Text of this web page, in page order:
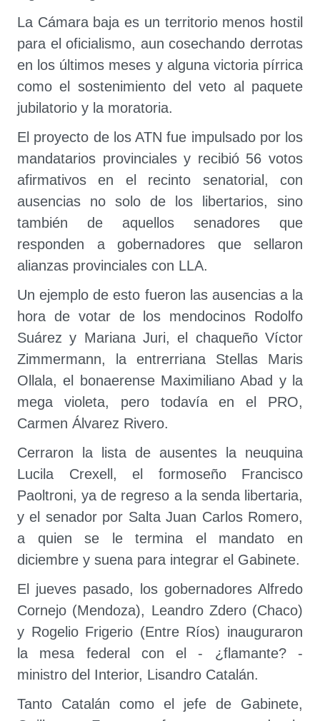
La Cámara baja es un territorio menos hostil
para el oficialismo, aun cosechando derrotas
en los últimos meses y alguna victoria pírrica
como el sostenimiento del veto al paquete
jubilatorio y la moratoria.
El proyecto de los ATN fue impulsado por los
mandatarios provinciales y recibió 56 votos
afirmativos en el recinto senatorial, con
ausencias no solo de los libertarios, sino
también de aquellos senadores que
responden a gobernadores que sellaron
alianzas provinciales con LLA.
Un ejemplo de esto fueron las ausencias a la
hora de votar de los mendocinos Rodolfo
Suárez y Mariana Juri, el chaqueño Víctor
Zimmermann, la entrerriana Stellas Maris
Ollala, el bonaerense Maximiliano Abad y la
mega violeta, pero todavía en el PRO,
Carmen Álvarez Rivero.
Cerraron la lista de ausentes la neuquina
Lucila Crexell, el formoseño Francisco
Paoltroni, ya de regreso a la senda libertaria,
y el senador por Salta Juan Carlos Romero,
a quien se le termina el mandato en
diciembre y suena para integrar el Gabinete.
El jueves pasado, los gobernadores Alfredo
Cornejo (Mendoza), Leandro Zdero (Chaco)
y Rogelio Frigerio (Entre Ríos) inauguraron
la mesa federal con el - ¿flamante? -
ministro del Interior, Lisandro Catalán.
Tanto Catalán como el jefe de Gabinete,